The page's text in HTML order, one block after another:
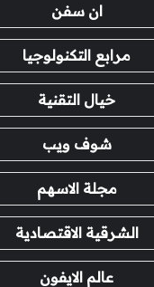
ان سفن
مرابع التكنولوجيا
خيال التقنية
شوف ويب
مجلة الاسهم
الشرقية الاقتصادية
عالم الايفون